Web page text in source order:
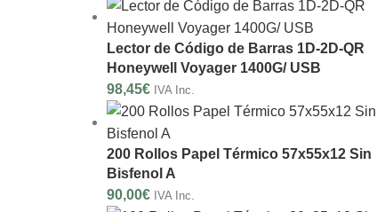
Lector de Código de Barras 1D-2D-QR
Honeywell Voyager 1400G/ USB
98,45€ IVA Inc.
200 Rollos Papel Térmico 57x55x12 Sin
Bisfenol A
90,00€ IVA Inc.